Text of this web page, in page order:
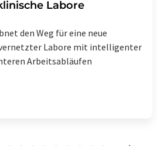
Labore
den Weg für eine neue
Labore mit intelligenter
Arbeitsabläufen